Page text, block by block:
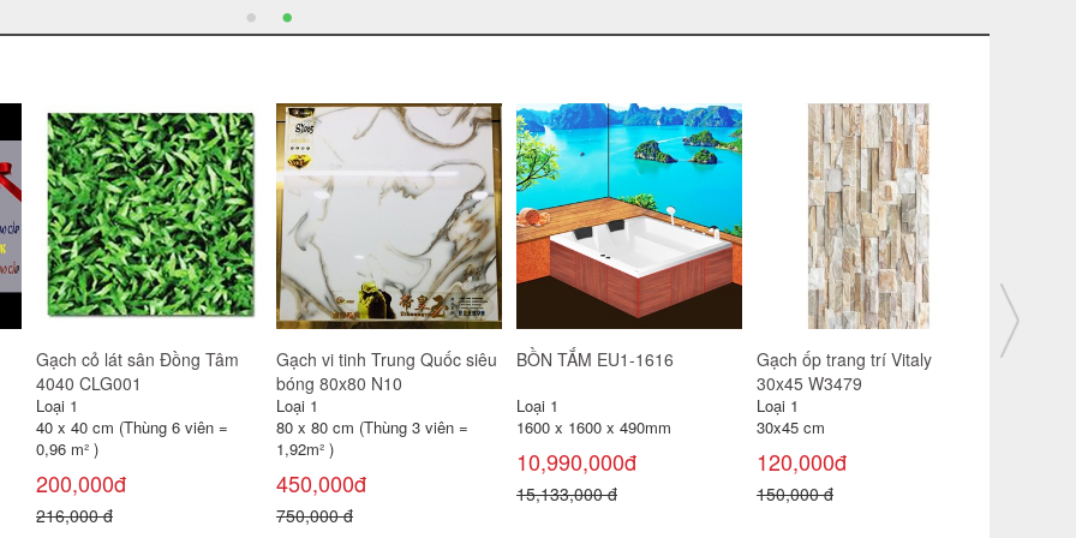
Gương Viglacera VG833
(VSDG3)
Loại 1
500 x 700 x 5mm
470,000đ
550,000 đ
Combo 6
Loại 1
6 món
1,350,000đ
1,600,000 đ
Bồn cầu giá rẻ Minh Long tay
Loại 1
550,000đ
800,000 đ
Gạch ốp trang trí Vitaly
30x45 W3480
Loại 1
30x45 cm
120,000đ
150,000 đ
Gạch lát